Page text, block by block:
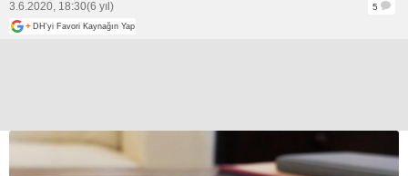
3.6.2020, 18:30(6 yıl)
5
+ DH'yi Favori Kaynağın Yap